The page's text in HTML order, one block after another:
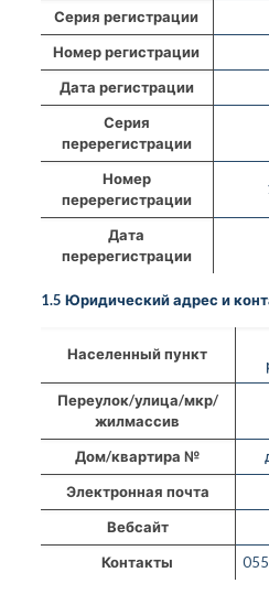
Серия регистрации
Номер регистрации
Дата регистрации
Серия
перерегистрации
Номер
перерегистрации
Дата
перерегистрации
1.5 Юридический адрес и
Населенный пункт
Переулок/улица/мкр/
жилмассив
Дом/квартира №
Электронная почта
Вебсайт
Контакты